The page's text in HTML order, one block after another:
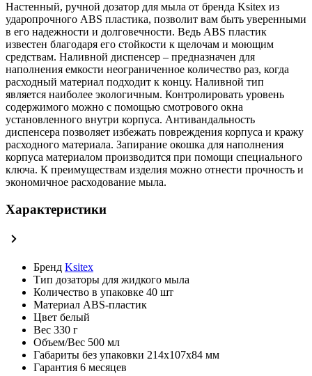
Настенный, ручной дозатор для мыла от бренда Ksitex из
ударопрочного ABS пластика, позволит вам быть уверенными
в его надежности и долговечности. Ведь ABS пластик
известен благодаря его стойкости к щелочам и моющим
средствам. Наливной диспенсер – предназначен для
наполнения емкости неограниченное количество раз, когда
расходный материал подходит к концу. Наливной тип
является наиболее экологичным. Контролировать уровень
содержимого можно с помощью смотрового окна
установленного внутри корпуса. Антивандальность
диспенсера позволяет избежать повреждения корпуса и кражу
расходного материала. Запирание окошка для наполнения
корпуса материалом производится при помощи специального
ключа. К преимуществам изделия можно отнести прочность и
экономичное расходование мыла.
Характеристики
Бренд Ksitex
Тип дозаторы для жидкого мыла
Количество в упаковке 40 шт
Материал ABS-пластик
Цвет белый
Вес 330 г
Объем/Вес 500 мл
Габариты без упаковки 214х107х84 мм
Гарантия 6 месяцев